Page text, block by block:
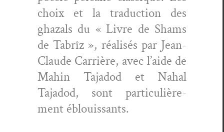
choix et la tra­duc­tion des
ghaz­als du « Livre de Shams
de Tabrîz », réal­isés par Jean-
Claude Car­rière, avec l’aide de
Mahin Tajadod et Nahal
Tajadod, sont par­ti­c­ulière­
ment éblouissants.